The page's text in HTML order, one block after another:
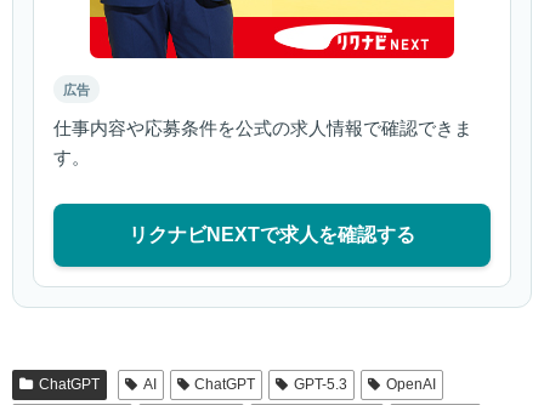
広告
仕事内容や応募条件を公式の求人情報で確認できま
す。
リクナビNEXTで求人を確認する
ChatGPT AI ChatGPT GPT-5.3
OpenAI